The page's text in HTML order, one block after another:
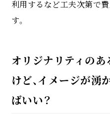
利用するなど工夫次第で
す。
オリジナリティの
けど、イメージが湧
ばいい？